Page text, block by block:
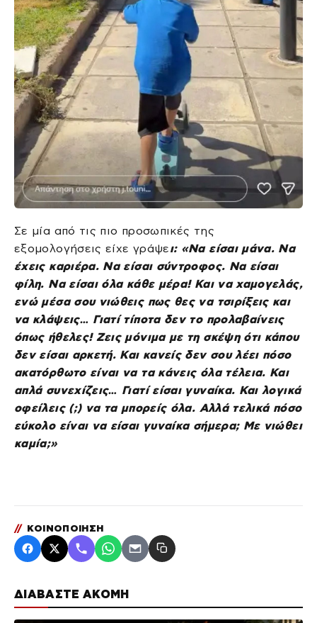
ΔΙΑΒΑΣΤΕ ΑΚΟΜΗ
Σε μία από τις πιο προσωπικές της
εξομολογήσεις είχε γράψει: «Να είσαι μάνα. Να
έχεις καριέρα. Να είσαι σύντροφος. Να είσαι
φίλη. Να είσαι όλα κάθε μέρα! Και να χαμογελάς,
ενώ μέσα σου νιώθεις πως θες να τσιρίξεις και
να κλάψεις… Γιατί τίποτα δεν το προλαβαίνεις
όπως ήθελες! Ζεις μόνιμα με τη σκέψη ότι κάπου
δεν είσαι αρκετή. Και κανείς δεν σου λέει πόσο
ακατόρθωτο είναι να τα κάνεις όλα τέλεια. Και
απλά συνεχίζεις… Γιατί είσαι γυναίκα. Και λογικά
οφείλεις (;) να τα μπορείς όλα. Αλλά τελικά πόσο
εύκολο είναι να είσαι γυναίκα σήμερα; Με νιώθει
καμία;»
// ΚΟΙΝΟΠΟΙΗΣΗ